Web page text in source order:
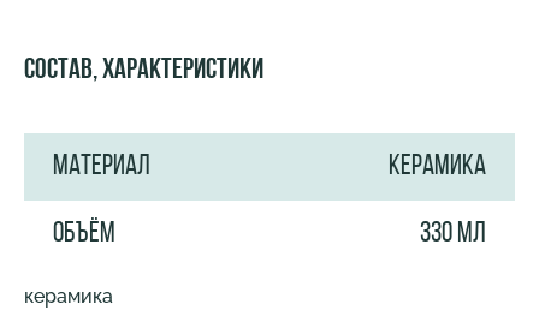
Состав, характеристики
МАТЕРИАЛ КЕРАМИКА
ОБЪЁМ 330 МЛ
керамика